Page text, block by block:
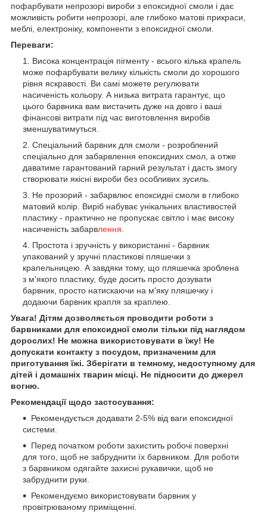
пофарбувати непрозорі вироби з епоксидної смоли і дає
можливість робити непрозорі, але глибоко матові прикраси,
меблі, електроніку, компоненти з епоксидної смоли.
Переваги:
Висока концентрація пігменту - всього кілька крапель
може пофарбувати велику кількість смоли до хорошого
рівня яскравості. Ви самі можете регулювати
насиченість кольору. А низька витрата гарантує, що
цього барвника вам вистачить дуже на довго і ваші
фінансові витрати під час виготовлення виробів
зменшуватимуться.
Спеціальний барвник для смоли - розроблений
спеціально для забарвлення епоксидних смол, а отже
даватиме гарантований гарний результат і дасть змогу
створювати якісні вироби без особливих зусиль.
Не прозорий - забарвлює епоксидні смоли в глибоко
матовий колір. Виріб набуває унікальних властивостей
пластику - практично не пропускає світло і має високу
насиченість забарвлення.
Простота і зручність у використанні - барвник
упакований у зручні пластикові пляшечки з
крапельницею. А завдяки тому, що пляшечка зроблена
з м'якого пластику, буде досить просто дозувати
барвник, просто натискаючи на м'яку пляшечку і
додаючи барвник крапля за краплею.
Увага! Дітям дозволяється проводити роботи з
барвниками для епоксидної смоли тільки під наглядом
дорослих! Не можна використовувати в їжу! Не
допускати контакту з посудом, призначеним для
приготування їжі. Зберігати в темному, недоступному для
дітей і домашніх тварин місці. Не підносити до джерел
вогню.
Рекомендації щодо застосування:
Рекомендується додавати 2-5% від ваги епоксидної
системи.
Перед початком роботи захистить робочі поверхні
для того, щоб не забруднити їх барвником. Для роботи
з барвником одягайте захисні рукавички, щоб не
забруднити руки.
Рекомендуємо використовувати барвник у
провітрюваному приміщенні.